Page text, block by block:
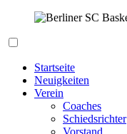
springen
Startseite
Neuigkeiten
Verein
Coaches
Schiedsrichter
Vorstand